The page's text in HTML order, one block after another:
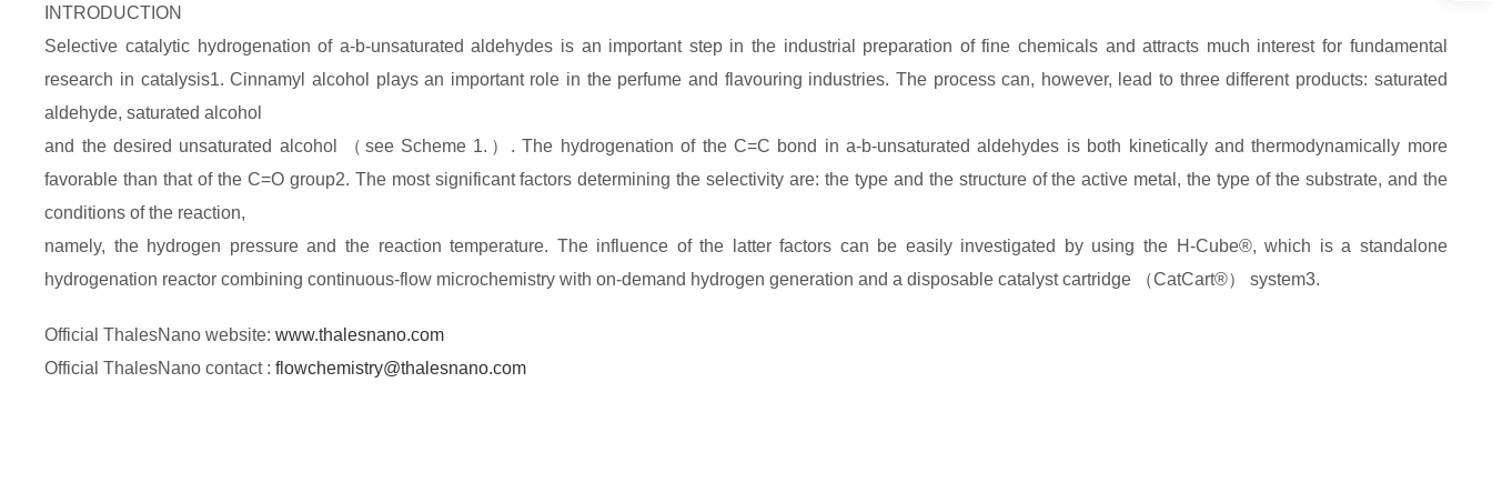
INTRODUCTION
Selective catalytic hydrogenation of a-b-unsaturated aldehydes is an important step in the industrial preparation of fine chemicals and attracts much interest for fundamental
research in catalysis1. Cinnamyl alcohol plays an important role in the perfume and flavouring industries. The process can, however, lead to three different products: saturated
aldehyde, saturated alcohol
and the desired unsaturated alcohol （see Scheme 1.）. The hydrogenation of the C=C bond in a-b-unsaturated aldehydes is both kinetically and thermodynamically more
favorable than that of the C=O group2. The most significant factors determining the selectivity are: the type and the structure of the active metal, the type of the substrate, and the
conditions of the reaction,
namely, the hydrogen pressure and the reaction temperature. The influence of the latter factors can be easily investigated by using the H-Cube®, which is a standalone
hydrogenation reactor combining continuous-flow microchemistry with on-demand hydrogen generation and a disposable catalyst cartridge （CatCart®） system3.
Official ThalesNano website:www.thalesnano.com
Official ThalesNano contact :flowchemistry@thalesnano.com